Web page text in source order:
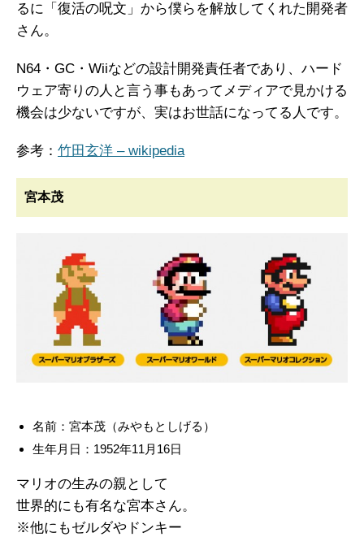
るに「復活の呪文」から僕らを解放してくれた開発者
さん。
N64・GC・Wiiなどの設計開発責任者であり、ハード
ウェア寄りの人と言う事もあってメディアで見かける
機会は少ないですが、実はお世話になってる人です。
参考： 竹田玄洋 – wikipedia
宮本茂
名前：宮本茂（みやもとしげる）
生年月日：1952年11月16日
マリオの生みの親として
世界的にも有名な宮本さん。
※他にもゼルダやドンキー